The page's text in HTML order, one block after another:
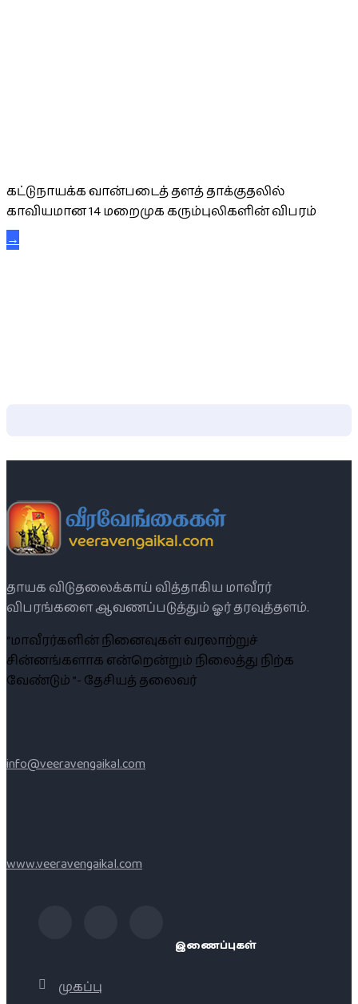
கட்டுநாயக்க வான்படைத் தளத் தாக்குதலில்
காவியமான 14 மறைமுக கரும்புலிகளின் விபரம்
→
தாயக விடுதலைக்காய் வித்தாகிய மாவீரர்
விபரங்களை ஆவணப்படுத்தும் ஓர் தரவுத்தளம்.
“மாவீரர்களின் நினைவுகள் வரலாற்றுச்
சின்னங்களாக என்றென்றும் நிலைத்து நிற்க
வேண்டும் ”- தேசியத் தலைவர்
info@veeravengaikal.com
www.veeravengaikal.com
இணைப்புகள்
முகப்பு